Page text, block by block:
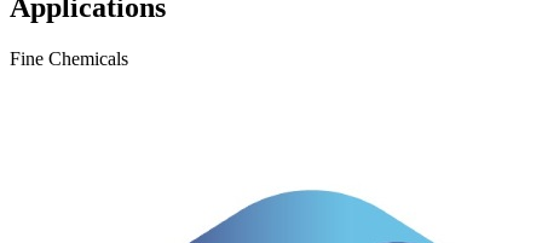
Applications
Fine Chemicals